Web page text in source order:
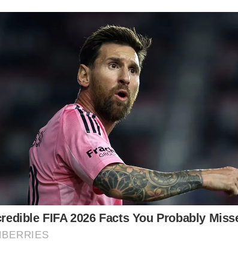
majoritinya lepasan bidang kemahiran.
Masa depan suram tanpa kad pengenalan
Taasub terhadap DAP, Pas beri kesan politik masa
depan - Nur Jazlan
'DUN Hulu Bernam bukan milik Amanah' - Rosni
“Keputusan SPM memang saya tidak
Biasalah, ada juga rakan yang
kerana keputusan SPM teruk tetapi
kerana saya sendiri yang tidak